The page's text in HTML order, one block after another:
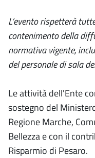
L’evento rispetterà
contenimento della
normativa vigente,
del personale di sala
Le attività dell'Ente
sostegno del
Regione Marche,
Bellezza e con il
Risparmio di Pesaro.